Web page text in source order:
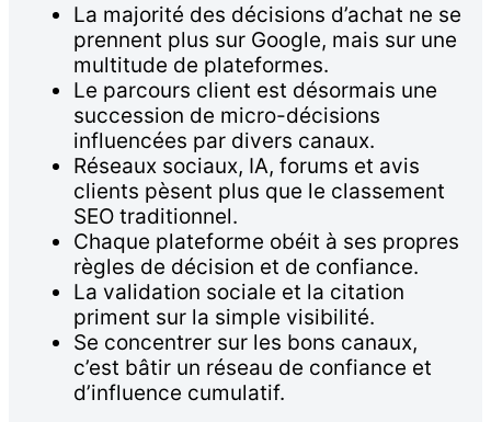
La majorité des décisions d’achat ne se
prennent plus sur Google, mais sur une
multitude de plateformes.
Le parcours client est désormais une
succession de micro-décisions
influencées par divers canaux.
Réseaux sociaux, IA, forums et avis
clients pèsent plus que le classement
SEO traditionnel.
Chaque plateforme obéit à ses propres
règles de décision et de confiance.
La validation sociale et la citation
priment sur la simple visibilité.
Se concentrer sur les bons canaux,
c’est bâtir un réseau de confiance et
d’influence cumulatif.